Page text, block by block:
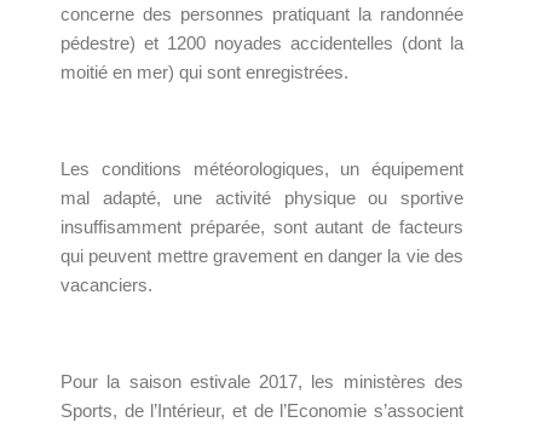
concerne des personnes pratiquant la randonnée
pédestre) et 1200 noyades accidentelles (dont la
moitié en mer) qui sont enregistrées.
Les conditions météorologiques, un équipement
mal adapté, une activité physique ou sportive
insuffisamment préparée, sont autant de facteurs
qui peuvent mettre gravement en danger la vie des
vacanciers.
Pour la saison estivale 2017, les ministères des
Sports, de l’Intérieur, et de l’Economie s’associent